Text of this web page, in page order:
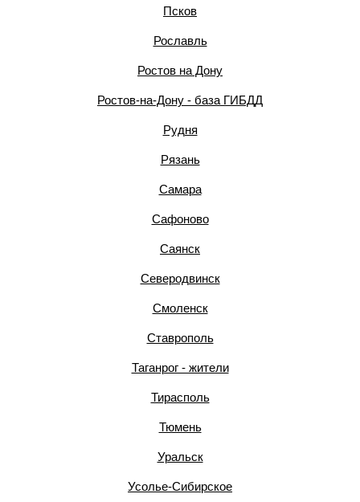
Псков
Рославль
Ростов на Дону
Ростов-на-Дону - база ГИБДД
Рудня
Рязань
Самара
Сафоново
Саянск
Северодвинск
Смоленск
Ставрополь
Таганрог - жители
Тирасполь
Тюмень
Уральск
Усолье-Сибирское